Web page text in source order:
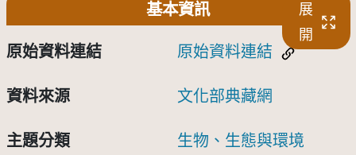
基本資訊
展
開
原始資料連結 原始資料連結
資料來源 文化部典藏網
主題分類 生物、生態與環境